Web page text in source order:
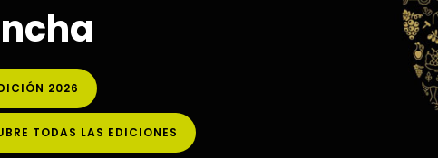
2026
TODAS LAS EDICIONES